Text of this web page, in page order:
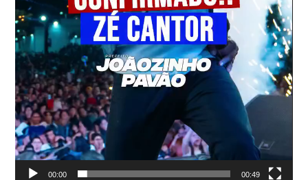
00:00 00:49